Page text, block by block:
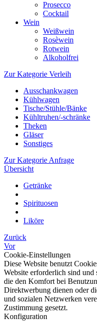
Prosecco
Cocktail
Wein
Weißwein
Rosèwein
Rotwein
Alkoholfrei
Zur Kategorie Verleih
Ausschankwagen
Kühlwagen
Tische/Stühle/Bänke
Kühltruhen/-schränke
Theken
Gläser
Sonstiges
Zur Kategorie Anfrage
Übersicht
Getränke
Spirituosen
Liköre
Zurück
Vor
Cookie-Einstellungen
Diese Website benutzt
Website erforderlich sind und
die den Komfort bei
Direktwerbung dienen oder
und sozialen Netzwerken
Zustimmung gesetzt.
Konfiguration